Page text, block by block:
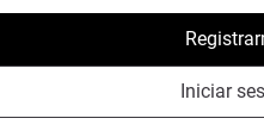
Iniciar